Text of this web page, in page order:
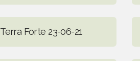
Terra Forte 23-06-21